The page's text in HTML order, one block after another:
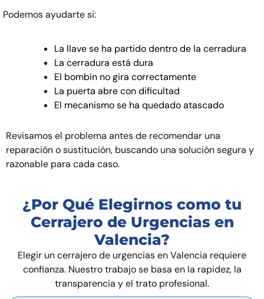
Podemos ayudarte si:
La llave se ha partido dentro de la cerradura
La cerradura está dura
El bombín no gira correctamente
La puerta abre con dificultad
El mecanismo se ha quedado atascado
Revisamos el problema antes de recomendar una
reparación o sustitución, buscando una solución segura y
razonable para cada caso.
¿Por Qué Elegirnos como tu
Cerrajero de Urgencias en
Valencia?
Elegir un cerrajero de urgencias en Valencia requiere
confianza. Nuestro trabajo se basa en la rapidez, la
transparencia y el trato profesional.